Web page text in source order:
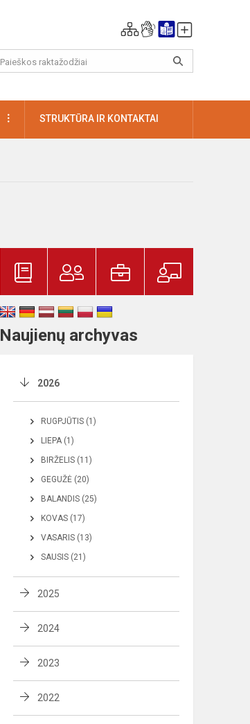
DAUGIAUSTRUKTŪRA IR KONTAKTAI
Naujienų archyvas
2026
RUGPJŪTIS (1)
LIEPA (1)
BIRŽELIS (11)
GEGUŽĖ (20)
BALANDIS (25)
KOVAS (17)
VASARIS (13)
SAUSIS (21)
2025
2024
2023
2022